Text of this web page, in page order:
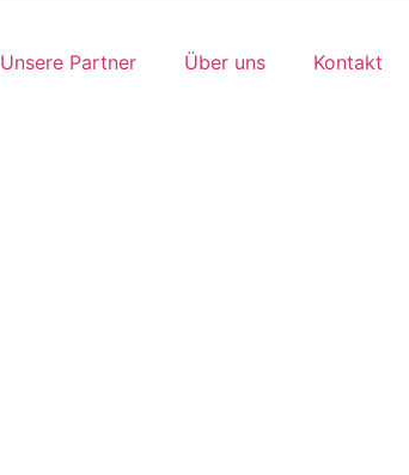
Unsere Partner Über uns Kontakt